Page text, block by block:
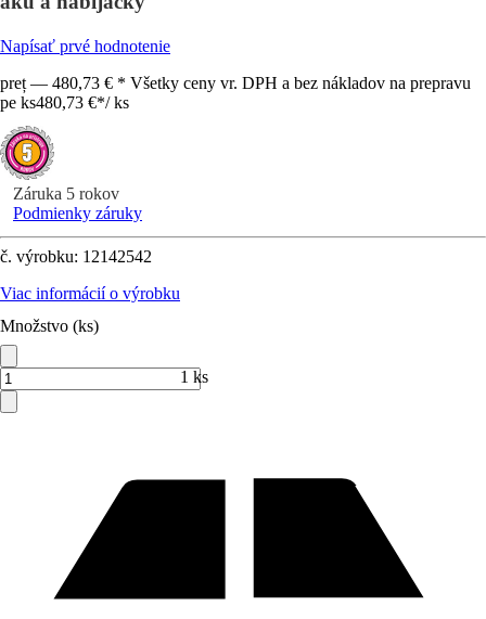
Napísať prvé hodnotenie
preț — 480,73 € * Všetky ceny vr. DPH a bez nákladov na prepravu
pe ks480,73 €*/ ks
Záruka 5 rokov
Podmienky záruky
č. výrobku: 12142542
Viac informácií o výrobku
Množstvo (ks)
1 ks